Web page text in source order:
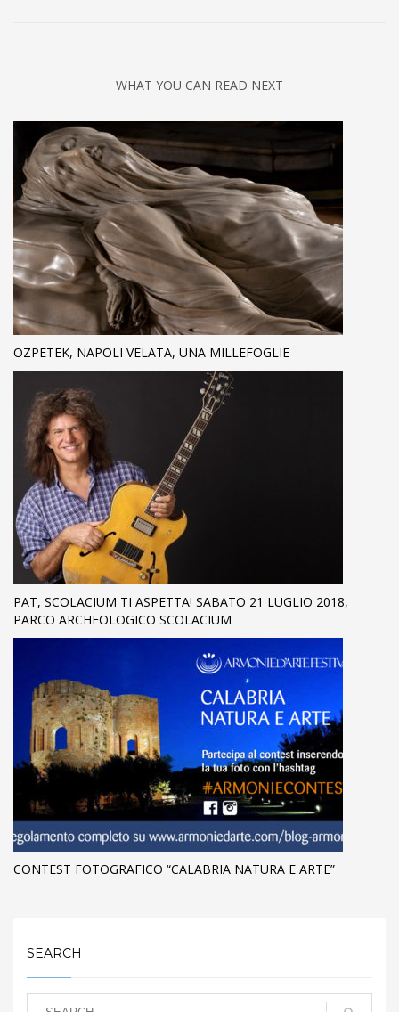
WHAT YOU CAN READ NEXT
OZPETEK, NAPOLI VELATA, UNA MILLEFOGLIE
PAT, SCOLACIUM TI ASPETTA! SABATO 21 LUGLIO 2018,
PARCO ARCHEOLOGICO SCOLACIUM
CONTEST FOTOGRAFICO “CALABRIA NATURA E ARTE”
SEARCH